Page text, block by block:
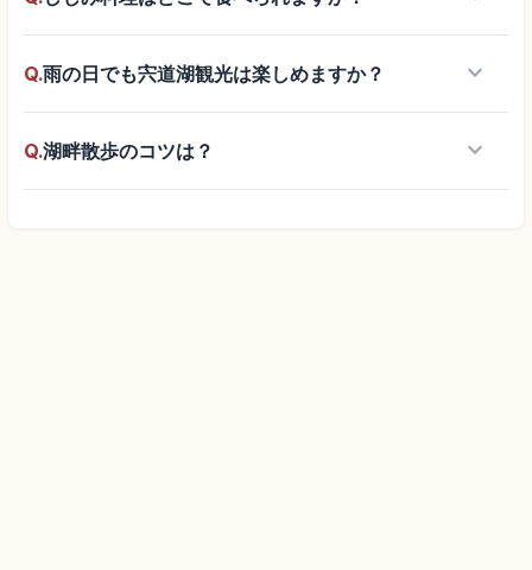
Q.雨の日でも宍道湖観光は楽しめますか？ keyboard_arrow_down
Q.湖畔散歩のコツは？ keyboard_arrow_down